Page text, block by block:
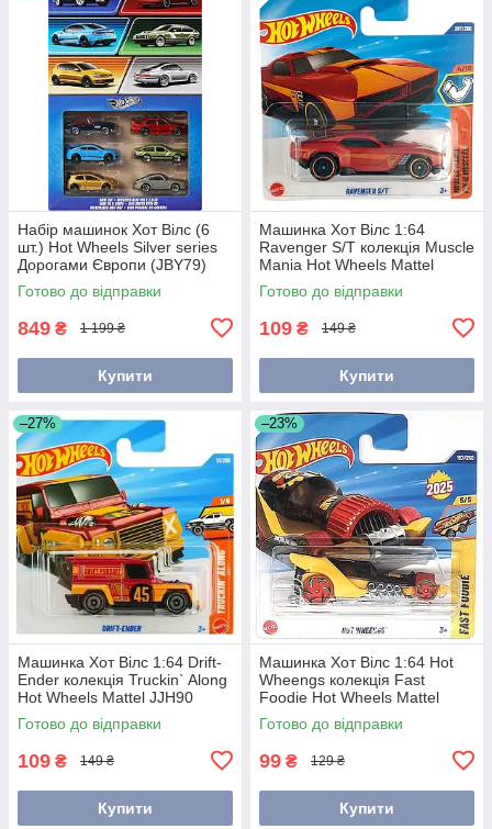
Набір машинок Хот Вілс (6
шт.) Hot Wheels Silver series
Дорогами Європи (JBY79)
Готово до відправки
849 ₴ 1 199 ₴
Купити
Машинка Хот Вілс 1:64
Ravenger S/T колекція Muscle
Mania Hot Wheels Mattel
JBC14
Готово до відправки
109 ₴ 149 ₴
Купити
–27%
Машинка Хот Вілс 1:64 Drift-
Ender колекція Truckin` Along
Hot Wheels Mattel JJH90
Готово до відправки
109 ₴ 149 ₴
Купити
–23%
Машинка Хот Вілс 1:64 Hot
Wheengs колекція Fast
Foodie Hot Wheels Mattel
JBC02
Готово до відправки
99 ₴ 129 ₴
Купити